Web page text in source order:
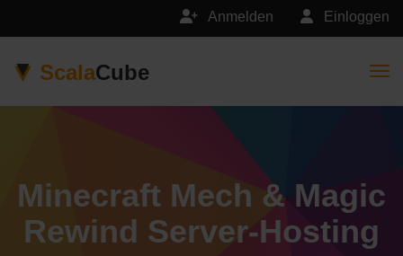
Einloggen
Anmelden
ScalaCube
Minecraft Mech & Magic
Rewind Server-Hosting